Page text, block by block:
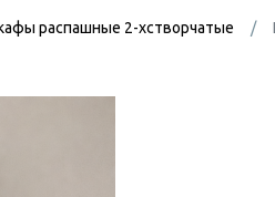
распашные 2-хстворчатые